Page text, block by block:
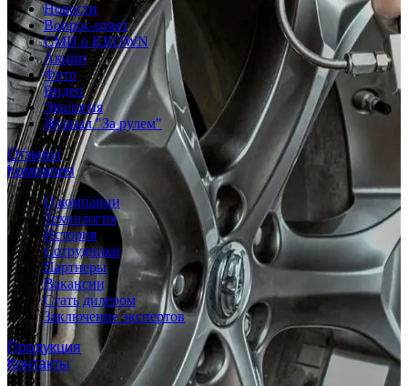
Новости
Вопрос-ответ
СМИ о KROWN
Акции
Фото
Видео
Экология
Журнал "За рулем"
Отзывы
Компания
О компании
Технология
История
Сотрудники
Партнеры
Вакансии
Стать дилером
Заключение экспертов
Продукция
Контакты